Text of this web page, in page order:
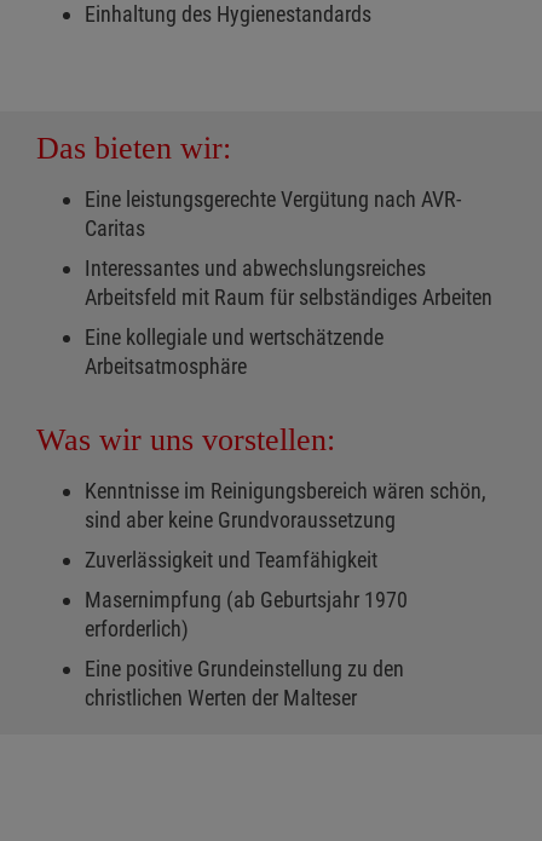
Einhaltung des Hygienestandards
Das bieten wir:
Eine leistungsgerechte Vergütung nach AVR-
Caritas
Interessantes und abwechslungsreiches
Arbeitsfeld mit Raum für selbständiges Arbeiten
Eine kollegiale und wertschätzende
Arbeitsatmosphäre
Was wir uns vorstellen:
Kenntnisse im Reinigungsbereich wären schön,
sind aber keine Grundvoraussetzung
Zuverlässigkeit und Teamfähigkeit
Masernimpfung (ab Geburtsjahr 1970
erforderlich)
Eine positive Grundeinstellung zu den
christlichen Werten der Malteser